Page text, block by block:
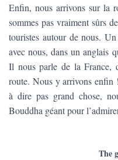
Enfin, nous arrivons sur la
sommes pas vraiment sûrs
touristes autour de nous.
avec nous, dans un anglais
Il nous parle de la France,
route. Nous y arrivons enfin
à dire pas grand chose,
Bouddha géant pour
The